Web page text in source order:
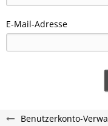
E-Mail-Adresse
Benutzerkonto-